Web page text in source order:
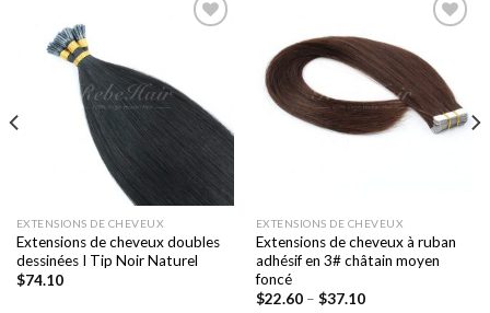
souhaits
EXTENSIONS DE CHEVEUX
Extensions de cheveux doubles
dessinées I Tip Noir Naturel
$74.10
à la liste
de
souhaits
EXTENSIONS DE CHEVEUX
Extensions de cheveux à ruban
adhésif en 3# châtain moyen
foncé
$22.60– $37.10